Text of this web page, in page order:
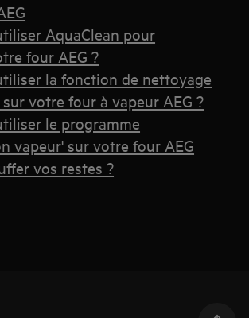
AquaClean pour
four AEG ?
la fonction de nettoyage
votre four à vapeur AEG ?
le programme
vapeur' sur votre four AEG
vos restes ?